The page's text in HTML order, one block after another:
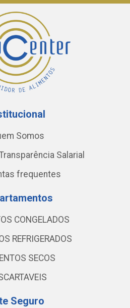
Somos
Salarial
frequentes
CONGELADOS
REFRIGERADOS
SECOS
Seguro